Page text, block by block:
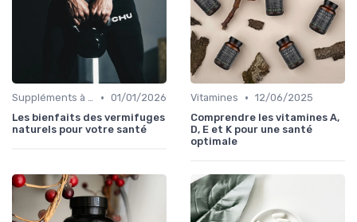
Suppléments à base de plantes • 01/01/2026
Les bienfaits des vermifuges
naturels pour votre santé
Vitamines • 12/06/2025
Comprendre les vitamines A,
D, E et K pour une santé
optimale